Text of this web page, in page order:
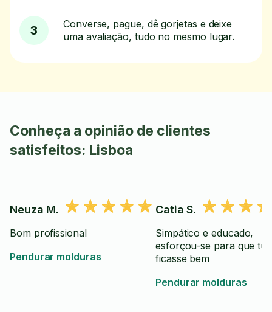
3
Converse, pague, dê gorjetas e deixe
uma avaliação, tudo no mesmo lugar.
Conheça a opinião de clientes
satisfeitos: Lisboa
Neuza M.
Bom profissional
Pendurar molduras
Catia S.
Simpático e educado,
esforçou-se para que
ficasse bem
Pendurar molduras